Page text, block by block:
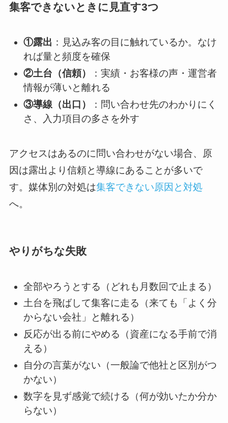
集客できないときに見直す3つ
①露出 ：見込み客の目に触れているか。なけ
れば量と頻度を確保
②土台（信頼）
：実績・お客様の声・運営者
情報が薄いと離れる
③導線（出口）
：問い合わせ先のわかりにく
さ、入力項目の多さを外す
アクセスはあるのに問い合わせがない場合、原
因は露出より信頼と導線にあることが多いで
す。媒体別の対処は集客できない原因と対処
へ。
やりがちな失敗
全部やろうとする（どれも月数回で止まる）
土台を飛ばして集客に走る（来ても「よく分
からない会社」と離れる）
反応が出る前にやめる（資産になる手前で消
える）
自分の言葉がない（一般論で他社と区別がつ
かない）
数字を見ず感覚で続ける（何が効いたか分か
らない）